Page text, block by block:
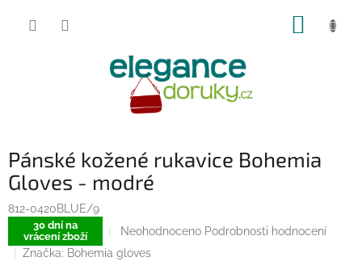
Pánské kožené rukavice Bohemia
Gloves - modré
812-0420BLUE/9
30 dní na
vrácení zboží
Průměrné
hodnocení
produktu
Neohodnoceno Podrobnosti hodnocení
Značka: Bohemia gloves